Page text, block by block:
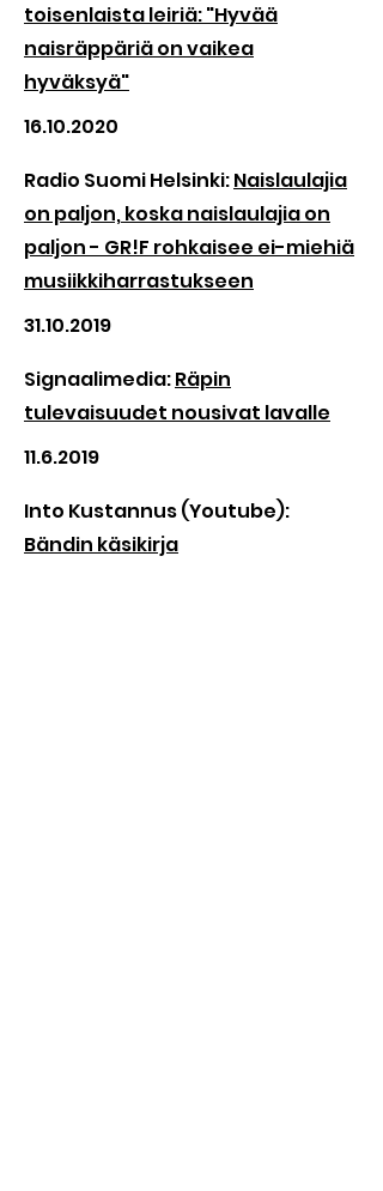
toisenlaista leiriä: "Hyvää
naisräppäriä on vaikea
hyväksyä"
16.10.2020
Radio Suomi Helsinki:Naislaulajia
on paljon, koska naislaulajia on
paljon - GR!F rohkaisee ei-miehiä
musiikkiharrastukseen
31.10.2019
Signaalimedia:Räpin
tulevaisuudet nousivat lavalle
11.6.2019
Into Kustannus (Youtube):
Bändin käsikirja